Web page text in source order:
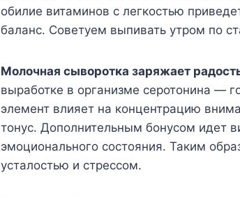
обилие витаминов с легкостью
баланс. Советуем выпивать утром по
Молочная сыворотка заряжает
выработке в организме серотонина —
элемент влияет на концентрацию
тонус. Дополнительным бонусом идет
эмоционального состояния. Таким
усталостью и стрессом.